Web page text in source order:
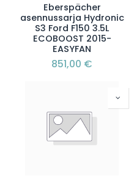
Eberspächer
asennussarja Hydronic
S3 Ford F150 3.5L
ECOBOOST 2015-
EASYFAN
851,00 €